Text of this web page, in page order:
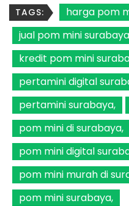
TAGS:
harga pom
jual pom mini surabaya
kredit pom mini
pertamini digital
pertamini surabaya
pom mini di surabaya
pom mini digital
pom mini murah di
pom mini surabaya